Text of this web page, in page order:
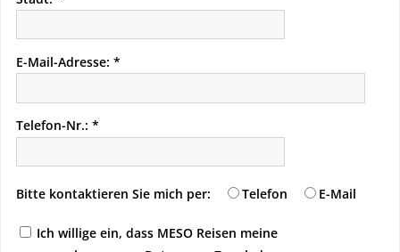
E-Mail-Adresse:
Telefon-Nr.:
Bitte kontaktieren Sie mich per: Telefon E-Mail
Ich willige ein, dass MESO Reisen meine